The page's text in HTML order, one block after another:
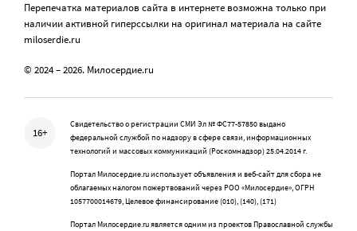
Перепечатка материалов сайта в интернете возможна только при
наличии активной гиперссылки на оригинал материала на сайте
miloserdie.ru
© 2024 – 2026. Милосердие.ru
16+
Свидетельство о регистрации СМИ Эл № ФС77-57850 выдано
федеральной службой по надзору в сфере связи, информационных
технологий и массовых коммуникаций (Роскомнадзор) 25.04.2014 г.
Портал Милосердие.ru использует объявления и веб-сайт для сбора не
облагаемых налогом пожертвований через РОО «Милосердие», ОГРН
1057700014679, Целевое финансирование (010), (140), (171)
Портал Милосердие.ru является одним из проектов Православной службы